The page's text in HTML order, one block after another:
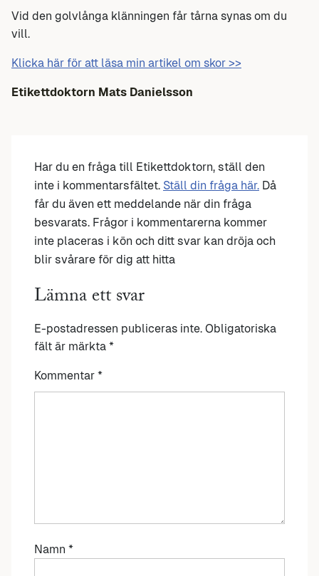
Vid den golvlånga klänningen får tårna synas om du
vill.
Klicka här för att läsa min artikel om skor >>
Etikettdoktorn Mats Danielsson
Har du en fråga till Etikettdoktorn, ställ den
inte i kommentarsfältet. Ställ din fråga här. Då
får du även ett meddelande när din fråga
besvarats. Frågor i kommentarerna kommer
inte placeras i kön och ditt svar kan dröja och
blir svårare för dig att hitta
Lämna ett svar
E-postadressen publiceras inte. Obligatoriska
fält är märkta *
Kommentar *
Namn *